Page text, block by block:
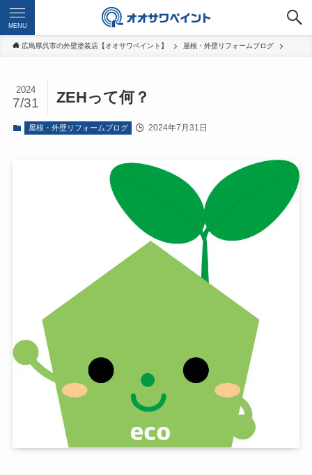
MENU
広島県呉市の外壁塗装店【オオサワペイント】 屋根・外壁リフォームブログ
ZEHって何？
2024
7/31
屋根・外壁リフォームブログ 2024年7月31日